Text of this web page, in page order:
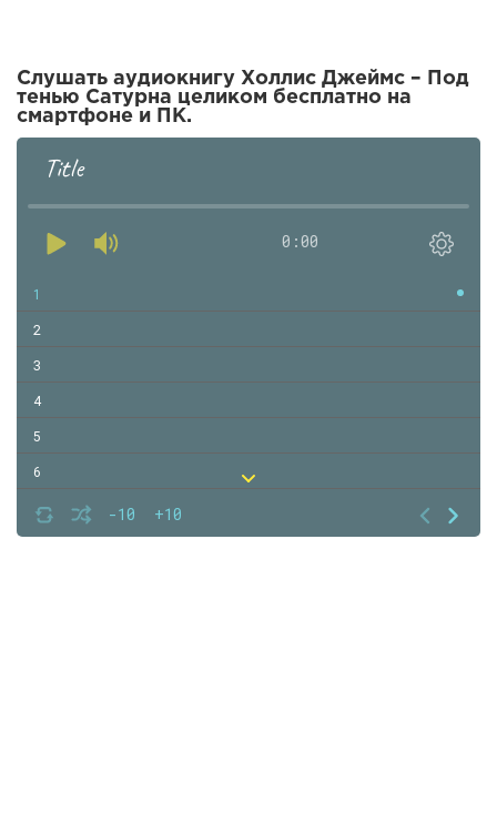
Слушать аудиокнигу Холлис Джеймс – Под
тенью Сатурна целиком бесплатно на
смартфоне и ПК.
Title
0:00
-10 +10
1
2
3
4
5
6
7
8